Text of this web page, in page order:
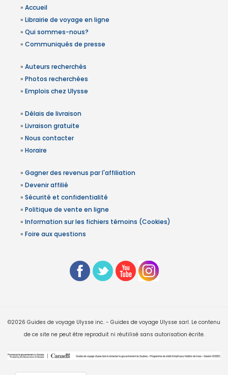
» Accueil
» Librairie de voyage en ligne
» Qui sommes-nous?
» Communiqués de presse
» Auteurs recherchés
» Photos recherchées
» Emplois chez Ulysse
» Délais de livraison
» Livraison gratuite
» Nous contacter
» Horaire
» Gagner des revenus par l'affiliation
» Devenir affilié
» Sécurité et confidentialité
» Politique de vente en ligne
» Information sur les fichiers témoins (Cookies)
» Foire aux questions
©2026 Guides de voyage Ulysse inc. - Guides de voyage Ulysse sarl. Le contenu
de ce site ne peut être reproduit ni réutilisé sans autorisation écrite.